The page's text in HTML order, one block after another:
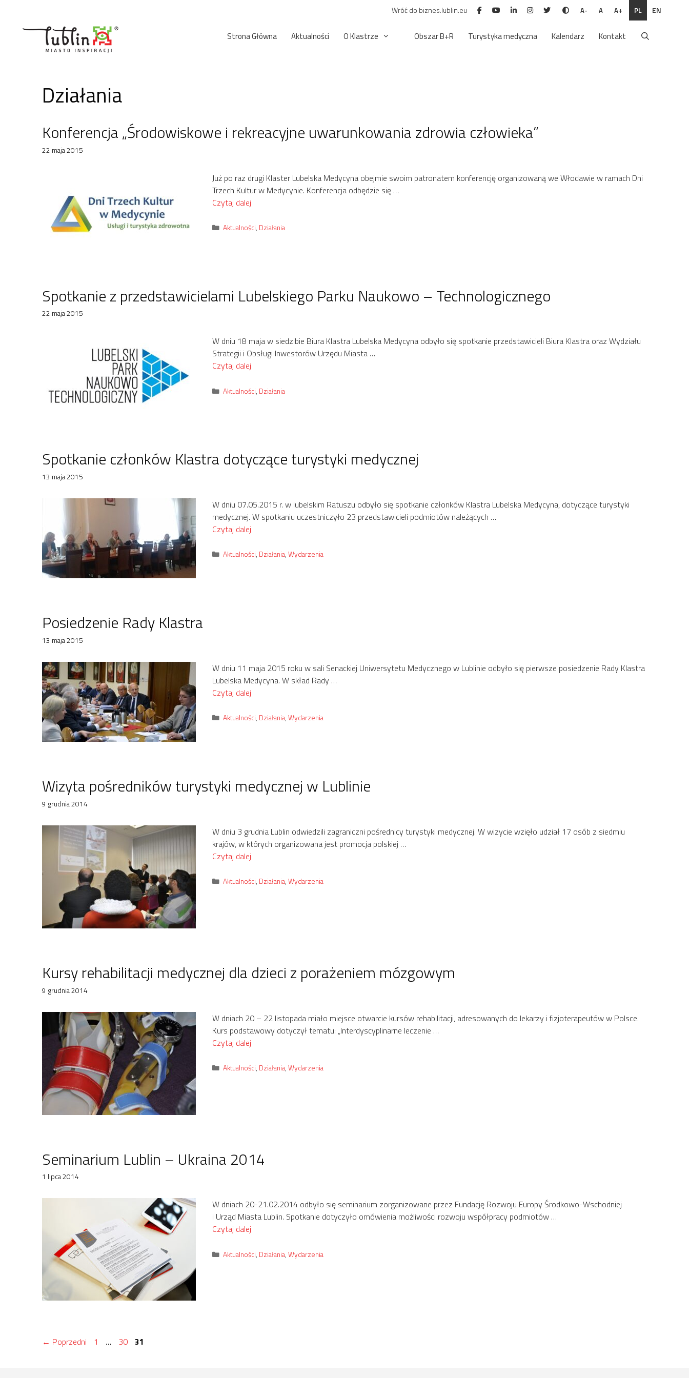
Wróć do biznes.lublin.eu A- A A+ PL EN
Strona Główna Aktualności O Klastrze Obszar B+R Turystyka medyczna Kalendarz Kontakt
Działania
Konferencja „Środowiskowe i rekreacyjne uwarunkowania zdrowia człowieka”
22 maja 2015
Już po raz drugi Klaster Lubelska Medycyna obejmie swoim patronatem konferencję organizowaną we Włodawie w ramach Dni
Trzech Kultur w Medycynie. Konferencja odbędzie się …
Czytaj dalej
Kategorie
Aktualności, Działania
Spotkanie z przedstawicielami Lubelskiego Parku Naukowo – Technologicznego
22 maja 2015
W dniu 18 maja w siedzibie Biura Klastra Lubelska Medycyna odbyło się spotkanie przedstawicieli Biura Klastra oraz Wydziału
Strategii i Obsługi Inwestorów Urzędu Miasta …
Czytaj dalej
Kategorie
Aktualności, Działania
Spotkanie członków Klastra dotyczące turystyki medycznej
13 maja 2015
W dniu 07.05.2015 r. w lubelskim Ratuszu odbyło się spotkanie członków Klastra Lubelska Medycyna, dotyczące turystyki
medycznej. W spotkaniu uczestniczyło 23 przedstawicieli podmiotów należących …
Czytaj dalej
Kategorie
Aktualności, Działania,Wydarzenia
Posiedzenie Rady Klastra
13 maja 2015
W dniu 11 maja 2015 roku w sali Senackiej Uniwersytetu Medycznego w Lublinie odbyło się pierwsze posiedzenie Rady Klastra
Lubelska Medycyna. W skład Rady …
Czytaj dalej
Kategorie
Aktualności, Działania,Wydarzenia
Wizyta pośredników turystyki medycznej w Lublinie
9 grudnia 2014
W dniu 3 grudnia Lublin odwiedzili zagraniczni pośrednicy turystyki medycznej. W wizycie wzięło udział 17 osób z siedmiu
krajów, w których organizowana jest promocja polskiej …
Czytaj dalej
Kategorie
Aktualności, Działania,Wydarzenia
Kursy rehabilitacji medycznej dla dzieci z porażeniem mózgowym
9 grudnia 2014
W dniach 20 – 22 listopada miało miejsce otwarcie kursów rehabilitacji, adresowanych do lekarzy i fizjoterapeutów w Polsce.
Kurs podstawowy dotyczył tematu: „Interdyscyplinarne leczenie …
Czytaj dalej
Kategorie
Aktualności, Działania,Wydarzenia
Seminarium Lublin – Ukraina 2014
1 lipca 2014
W dniach 20-21.02.2014 odbyło się seminarium zorganizowane przez Fundację Rozwoju Europy Środkowo-Wschodniej
i Urząd Miasta Lublin. Spotkanie dotyczyło omówienia możliwości rozwoju współpracy podmiotów …
Czytaj dalej
Kategorie
Aktualności, Działania,Wydarzenia
← Poprzedni Strona
1 … Strona
30 Strona
31